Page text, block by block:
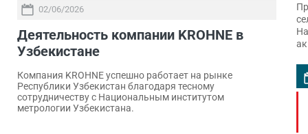
02/06/2026
Деятельность компании KROHNE в
Узбекистане
Компания KROHNE успешно работает на рынке
Республики Узбекистан благодаря тесному
сотрудничеству с Национальным институтом
метрологии Узбекистана.